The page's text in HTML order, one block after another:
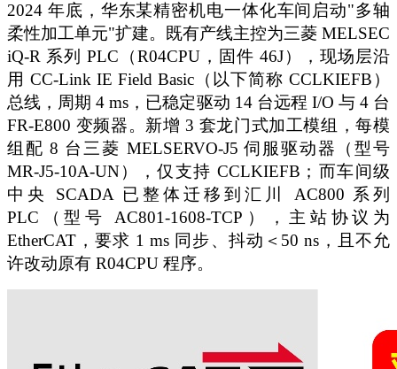
2024 年底，华东某精密机电一体化车间启动"多轴
柔性加工单元"扩建。既有产线主控为三菱 MELSEC
iQ-R 系列 PLC（R04CPU，固件 46J），现场层沿
用 CC-Link IE Field Basic（以下简称 CCLKIEFB）
总线，周期 4 ms，已稳定驱动 14 台远程 I/O 与 4 台
FR-E800 变频器。新增 3 套龙门式加工模组，每模
组配 8 台三菱 MELSERVO-J5 伺服驱动器（型号
MR-J5-10A-UN），仅支持 CCLKIEFB；而车间级
中央 SCADA 已整体迁移到汇川 AC800 系列
PLC（型号 AC801-1608-TCP），主站协议为
EtherCAT，要求 1 ms 同步、抖动＜50 ns，且不允
许改动原有 R04CPU 程序。